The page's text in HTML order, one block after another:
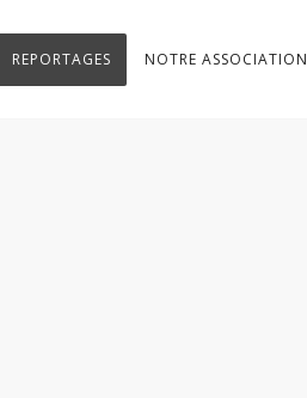
REPORTAGES NOTRE ASSOCIATION